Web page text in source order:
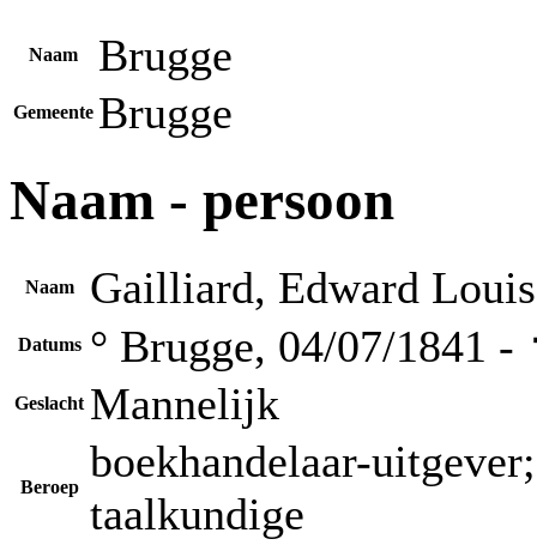
Naam Brugge
Gemeente Brugge
Naam - persoon
Naam Gailliard, Edward Louis
Datums ° Brugge, 04/07/1841
Geslacht Mannelijk
Beroep
boekhandelaar-
taalkundige